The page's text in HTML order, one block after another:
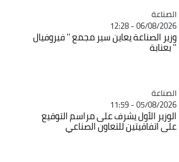
Catégorie
الصناعة
06/08/2026 - 12:28
وزير الصناعة يعاين سير مجمع '' فيروفيال
'' بعنابة
Catégorie
الصناعة
05/08/2026 - 11:59
الوزير الأول يشرف على مراسم التوقيع
على اتفاقيتين للتعاون الصناعي